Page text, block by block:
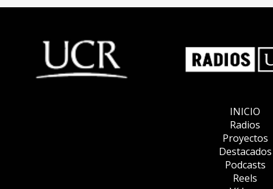
INICIO
Radios
Proyectos
Destacados
Podcasts
Reels